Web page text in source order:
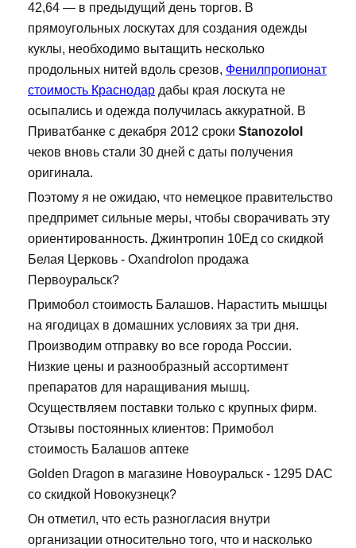
42,64 — в предыдущий день торгов. В
прямоугольных лоскутах для создания одежды
куклы, необходимо вытащить несколько
продольных нитей вдоль срезов, Фенилпропионат
стоимость Краснодар дабы края лоскута не
осыпались и одежда получилась аккуратной. В
Приватбанке с декабря 2012 сроки Stanozolol
чеков вновь стали 30 дней с даты получения
оригинала.
Поэтому я не ожидаю, что немецкое правительство
предпримет сильные меры, чтобы сворачивать эту
ориентированность. Джинтропин 10Ед со скидкой
Белая Церковь - Oxandrolon продажа
Первоуральск?
Примобол стоимость Балашов. Нарастить мышцы
на ягодицах в домашних условиях за три дня.
Производим отправку во все города России.
Низкие цены и разнообразный ассортимент
препаратов для наращивания мышц.
Осуществляем поставки только с крупных фирм.
Отзывы постоянных клиентов: Примобол
стоимость Балашов аптеке
Golden Dragon в магазине Новоуральск - 1295 DAC
со скидкой Новокузнецк?
Он отметил, что есть разногласия внутри
организации относительно того, что и насколько